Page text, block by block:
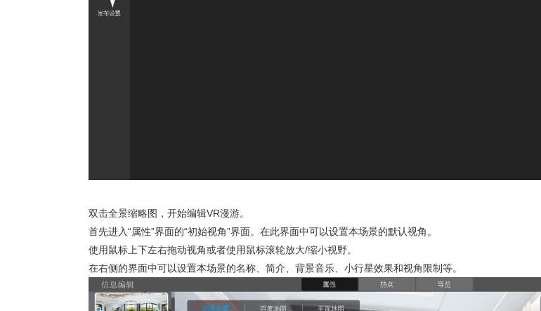
双击全景缩略图，开始编辑VR漫游。
首先进入“属性”界面的“初始视角”界面。在此界面中可以设置本场景的默认视角。
使用鼠标上下左右拖动视角或者使用鼠标滚轮放大/缩小视野。
在右侧的界面中可以设置本场景的名称、简介、背景音乐、小行星效果和视角限制等。